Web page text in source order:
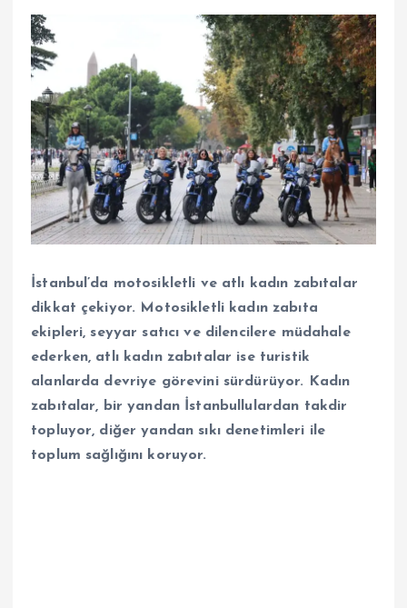
İstanbul’da motosikletli ve atlı kadın zabıtalar
dikkat çekiyor. Motosikletli kadın zabıta
ekipleri, seyyar satıcı ve dilencilere müdahale
ederken, atlı kadın zabıtalar ise turistik
alanlarda devriye görevini sürdürüyor. Kadın
zabıtalar, bir yandan İstanbullulardan takdir
topluyor, diğer yandan sıkı denetimleri ile
toplum sağlığını koruyor.